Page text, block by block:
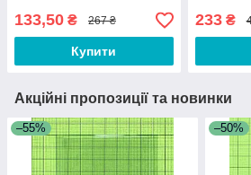
133,50 ₴ 267 ₴
Купити
233₴
Акційні пропозиції та новинки
–55% –50%